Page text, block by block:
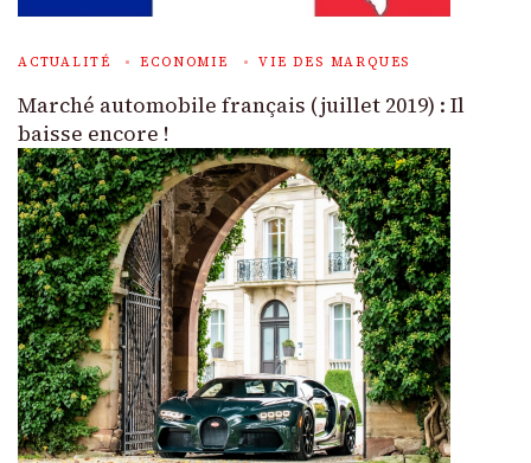
ACTUALITÉ ECONOMIE VIE DES MARQUES
Marché automobile français (juillet 2019) : Il
baisse encore !